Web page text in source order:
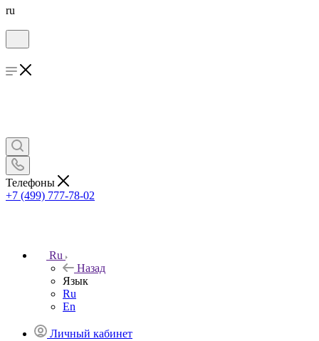
ru
Телефоны
+7 (499) 777-78-02
Ru
Назад
Язык
Ru
En
Личный кабинет